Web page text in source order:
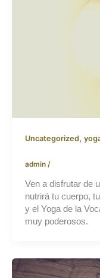
Uncategorized,
admin /
Ven a disfrutar de
nutrirá tu cuerpo,
y el Yoga de la
muy poderosos.